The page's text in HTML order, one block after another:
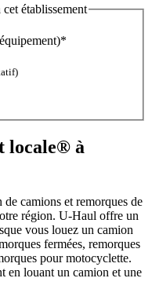
établissement
locale® à
camions et remorques de
région. U-Haul offre un
vous louez un camion
fermées, remorques
pour motocyclette.
en louant un camion et une